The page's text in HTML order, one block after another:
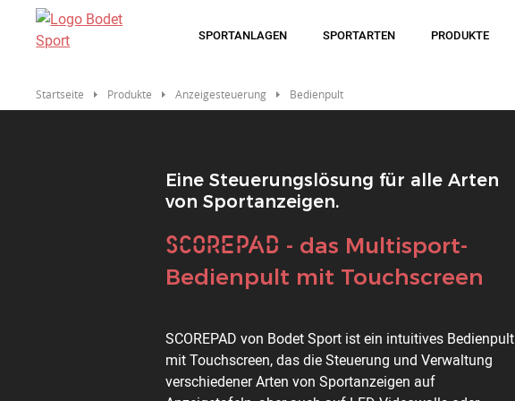
Direkt
SPORTANLAGEN SPORTARTEN PRODUKTE
Startseite Produkte Anzeigesteuerung Bedienpult
Eine Steuerungslösung für alle Arten
von Sportanzeigen.
Titre
SCOREPAD - das Multisport-
Bedienpult mit Touchscreen
Description
SCOREPAD von Bodet Sport ist ein intuitives Bedienpult
mit Touchscreen, das die Steuerung und Verwaltung
verschiedener Arten von Sportanzeigen auf